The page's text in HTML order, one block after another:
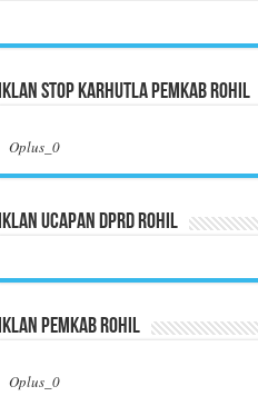
Iklan Stop Karhutla Pemkab Rohil
Oplus_0
Iklan Ucapan DPRD Rohil
Iklan Pemkab Rohil
Oplus_0